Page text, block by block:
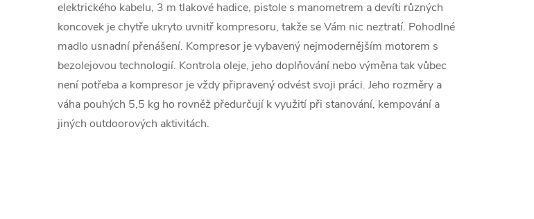
elektrického kabelu, 3 m tlakové hadice, pistole s manometrem a devíti různých
koncovek je chytře ukryto uvnitř kompresoru, takže se Vám nic neztratí. Pohodlné
madlo usnadní přenášení. Kompresor je vybavený nejmodernějším motorem s
bezolejovou technologií. Kontrola oleje, jeho doplňování nebo výměna tak vůbec
není potřeba a kompresor je vždy připravený odvést svoji práci. Jeho rozměry a
váha pouhých 5,5 kg ho rovněž předurčují k využití při stanování, kempování a
jiných outdoorových aktivitách.